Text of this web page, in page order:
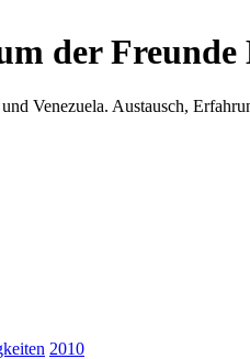
der
Venezuela. Austausch,
2010